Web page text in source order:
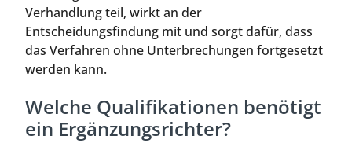
Verhandlung teil, wirkt an der
Entscheidungsfindung mit und sorgt dafür, dass
das Verfahren ohne Unterbrechungen fortgesetzt
werden kann.
Welche Qualifikationen benötigt
ein Ergänzungsrichter?